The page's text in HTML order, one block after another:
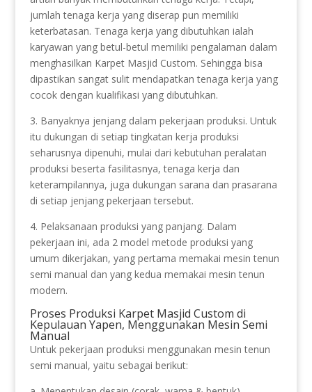
jumlah tenaga kerja yang diserap pun memiliki
keterbatasan. Tenaga kerja yang dibutuhkan ialah
karyawan yang betul-betul memiliki pengalaman dalam
menghasilkan Karpet Masjid Custom. Sehingga bisa
dipastikan sangat sulit mendapatkan tenaga kerja yang
cocok dengan kualifikasi yang dibutuhkan.
3. Banyaknya jenjang dalam pekerjaan produksi. Untuk
itu dukungan di setiap tingkatan kerja produksi
seharusnya dipenuhi, mulai dari kebutuhan peralatan
produksi beserta fasilitasnya, tenaga kerja dan
keterampilannya, juga dukungan sarana dan prasarana
di setiap jenjang pekerjaan tersebut.
4. Pelaksanaan produksi yang panjang. Dalam
pekerjaan ini, ada 2 model metode produksi yang
umum dikerjakan, yang pertama memakai mesin tenun
semi manual dan yang kedua memakai mesin tenun
modern.
Proses Produksi Karpet Masjid Custom di
Kepulauan Yapen, Menggunakan Mesin Semi
Manual
Untuk pekerjaan produksi menggunakan mesin tenun
semi manual, yaitu sebagai berikut: